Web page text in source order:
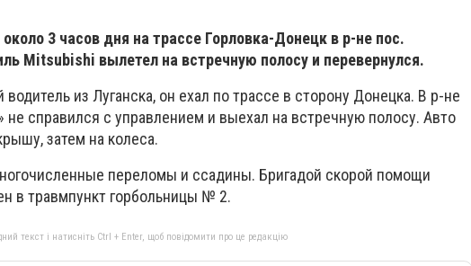
3 часов дня на трассе Горловка-Донецк в р-не пос.
Mitsubishi вылетел на встречную полосу и перевернулся.
из Луганска, он ехал по трассе в сторону Донецка. В р-не
не справился с управлением и выехал на встречную полосу. Авто
затем на колеса.
переломы и ссадины. Бригадой скорой помощи
в травмпункт горбольницы № 2.
текст і натисніть Ctrl + Enter, щоб повідомити про це редакцію